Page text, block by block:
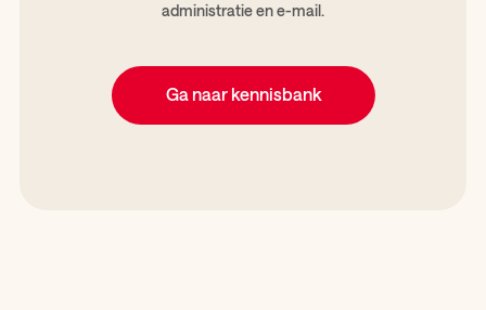
administratie en e-mail.
Ga naar kennisbank